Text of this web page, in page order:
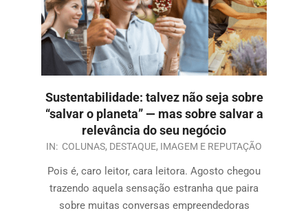
Sustentabilidade: talvez não seja sobre
“salvar o planeta” — mas sobre salvar a
relevância do seu negócio
IN: COLUNAS, DESTAQUE, IMAGEM E REPUTAÇÃO
Pois é, caro leitor, cara leitora. Agosto chegou
trazendo aquela sensação estranha que paira
sobre muitas conversas empreendedoras